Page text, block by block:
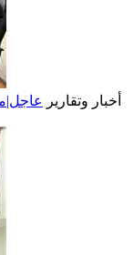
أخبار وتقارير